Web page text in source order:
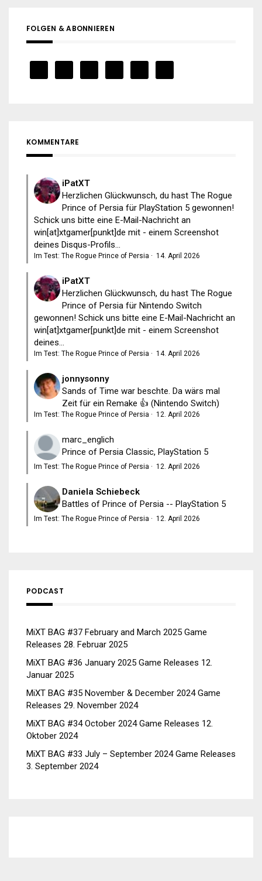
FOLGEN & ABONNIEREN
KOMMENTARE
iPatXT
Herzlichen Glückwunsch, du hast The Rogue
Prince of Persia für PlayStation 5 gewonnen!
Schick uns bitte eine E-Mail-Nachricht an
win[at]xtgamer[punkt]de mit - einem Screenshot
deines Disqus-Profils...
Im Test: The Rogue Prince of Persia · 14. April 2026
iPatXT
Herzlichen Glückwunsch, du hast The Rogue
Prince of Persia für Nintendo Switch
gewonnen! Schick uns bitte eine E-Mail-Nachricht an
win[at]xtgamer[punkt]de mit - einem Screenshot
deines...
Im Test: The Rogue Prince of Persia · 14. April 2026
jonnysonny
Sands of Time war beschte. Da wärs mal
Zeit für ein Remake 👍 (Nintendo Switch)
Im Test: The Rogue Prince of Persia · 12. April 2026
marc_englich
Prince of Persia Classic, PlayStation 5
Im Test: The Rogue Prince of Persia · 12. April 2026
Daniela Schiebeck
Battles of Prince of Persia -- PlayStation 5
Im Test: The Rogue Prince of Persia · 12. April 2026
PODCAST
MiXT BAG #37 February and March 2025 Game
Releases 28. Februar 2025
MiXT BAG #36 January 2025 Game Releases 12.
Januar 2025
MiXT BAG #35 November & December 2024 Game
Releases 29. November 2024
MiXT BAG #34 October 2024 Game Releases 12.
Oktober 2024
MiXT BAG #33 July – September 2024 Game Releases
3. September 2024